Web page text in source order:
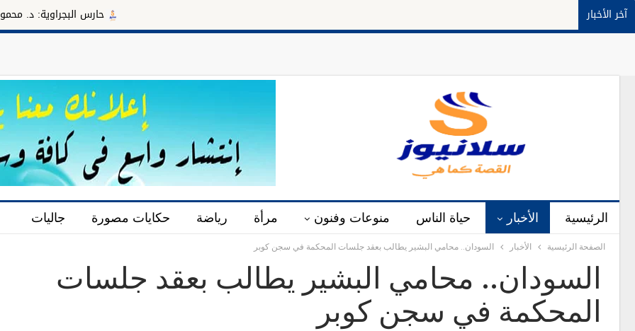
آخر الأخبار حارس البجراوية: د. محمود سليمان
الرئيسية الأخبار حياة الناس منوعات وفنون مرأة رياضة حكايات مصورة جاليات
الصفحة الرئيسية الأخبار السودان.. محامي البشير يطالب بعقد جلسات المحكمة في سجن كوبر
السودان.. محامي البشير يطالب بعقد جلسات
المحكمة في سجن كوبر